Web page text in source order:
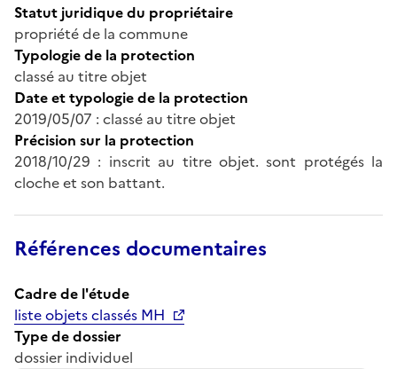
Statut juridique du propriétaire
propriété de la commune
Typologie de la protection
classé au titre objet
Date et typologie de la protection
2019/05/07 : classé au titre objet
Précision sur la protection
2018/10/29 : inscrit au titre objet. sont protégés la
cloche et son battant.
Références documentaires
Cadre de l'étude
liste objets classés MH
Type de dossier
dossier individuel